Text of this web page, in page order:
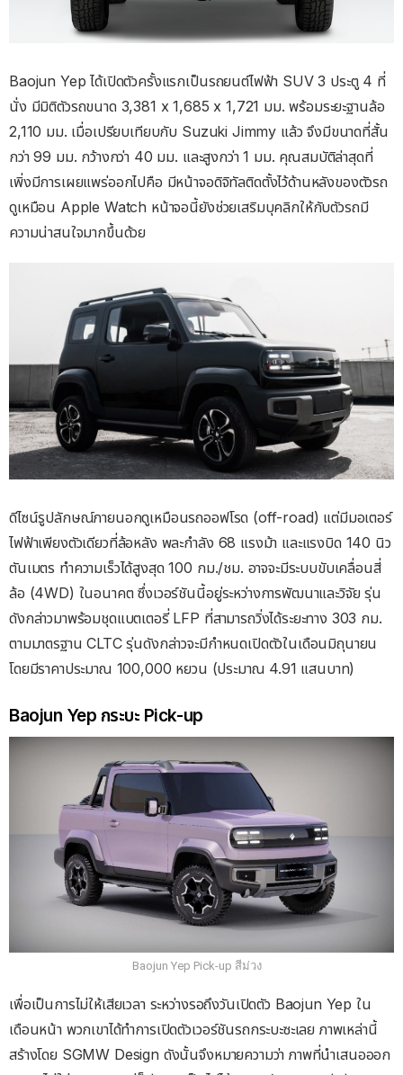
Baojun Yep ได้เปิดตัวครั้งแรกเป็นรถยนต์ไฟฟ้า SUV 3 ประตู 4 ที่
นั่ง มีมิติตัวรถขนาด 3,381 x 1,685 x 1,721 มม. พร้อมระยะฐานล้อ
2,110 มม. เมื่อเปรียบเทียบกับ Suzuki Jimmy แล้ว จึงมีขนาดที่สั้น
กว่า 99 มม. กว้างกว่า 40 มม. และสูงกว่า 1 มม. คุณสมบัติล่าสุดที่
เพิ่งมีการเผยแพร่ออกไปคือ มีหน้าจอดิจิทัลติดตั้งไว้ด้านหลังของตัวรถ
ดูเหมือน Apple Watch หน้าจอนี้ยังช่วยเสริมบุคลิกให้กับตัวรถมี
ความน่าสนใจมากขึ้นด้วย
ดีไซน์รูปลักษณ์ภายนอกดูเหมือนรถออฟโรด (off-road) แต่มีมอเตอร์
ไฟฟ้าเพียงตัวเดียวที่ล้อหลัง พละกำลัง 68 แรงม้า และแรงบิด 140 นิว
ตันเมตร ทำความเร็วได้สูงสุด 100 กม./ชม. อาจจะมีระบบขับเคลื่อนสี่
ล้อ (4WD) ในอนาคต ซึ่งเวอร์ชันนี้อยู่ระหว่างการพัฒนาและวิจัย รุ่น
ดังกล่าวมาพร้อมชุดแบตเตอรี่ LFP ที่สามารถวิ่งได้ระยะทาง 303 กม.
ตามมาตรฐาน CLTC รุ่นดังกล่าวจะมีกำหนดเปิดตัวในเดือนมิถุนายน
โดยมีราคาประมาณ 100,000 หยวน (ประมาณ 4.91 แสนบาท)
Baojun Yep กระบะ Pick-up
Baojun Yep Pick-up สีม่วง
เพื่อเป็นการไม่ให้เสียเวลา ระหว่างรอถึงวันเปิดตัว Baojun Yep ใน
เดือนหน้า พวกเขาได้ทำการเปิดตัวเวอร์ชันรถกระบะซะเลย ภาพเหล่านี้
สร้างโดย SGMW Design ดังนั้นจึงหมายความว่า ภาพที่นำเสนอออก